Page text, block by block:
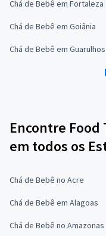
Chá de Bebê em Fortaleza
Chá de Bebê em Goiânia
Chá de Bebê em Guarulhos
Encontre Food
em todos os
Chá de Bebê no Acre
Chá de Bebê em Alagoas
Chá de Bebê no Amazonas